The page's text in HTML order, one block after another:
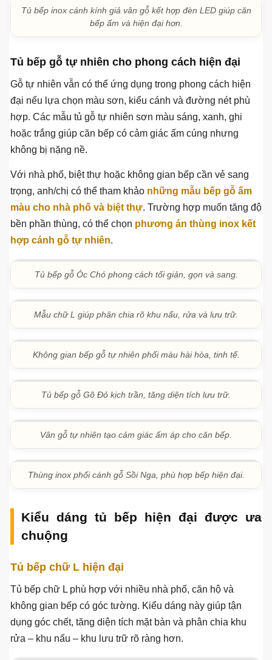
Tủ bếp inox cánh kính phong cách hiện đại, mặt cánh phẳng
và sạch.
cách tối giản.
Tủ bếp inox cánh kính chữ L phối xanh pastel và trắng sữa
nhẹ nhàng.
Tủ bếp inox cánh kính giả vân gỗ kết hợp đèn LED giúp căn
bếp ấm và hiện đại hơn.
Tủ bếp gỗ tự nhiên cho phong cách hiện đại
đại nếu lựa chọn màu sơn, kiểu cánh và đường nét phù
hợp. Các mẫu tủ gỗ tự nhiên sơn màu sáng, xanh, ghi
hoặc trắng giúp căn bếp có cảm giác ấm cúng nhưng
không bị nặng nề.
trọng, anh/chị có thể tham khảo
những mẫu bếp gỗ ấm
màu cho nhà phố và biệt thự. Trường hợp muốn tăng độ
bền phần thùng, có thể chọnphương án thùng inox kết
hợp cánh gỗ tự nhiên.
Không gian bếp gỗ tự nhiên phối màu hài hòa, tinh tế.
Tủ bếp gỗ Gõ Đỏ kịch trần, tăng diện tích lưu trữ.
Vân gỗ tự nhiên tạo cảm giác ấm áp cho căn bếp.
Thùng inox phối cánh gỗ Sồi Nga, phù hợp bếp hiện đại.